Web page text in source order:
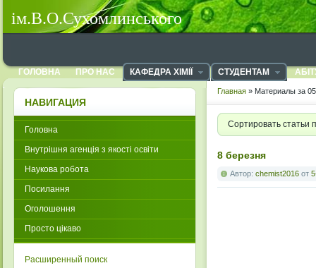
ім.В.О.Сухомлинського
ГОЛОВНА ПРО НАС КАФЕДРА ХІМІЇ СТУДЕНТАМ
Главная » Материалы за
Сортировать статьи
8 березня
Автор: chemist2016 от
НАВИГАЦИЯ
Головна
Внутрішня агенція з якості освіти
Наукова робота
Посилання
Оголошення
Просто цікаво
Расширенный поиск